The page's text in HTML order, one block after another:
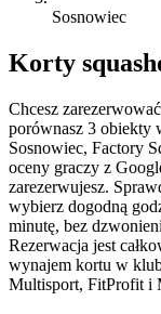
Sosnowiec
Korty
Chcesz
porównasz 3 obiekty
Sosnowiec, Factory
oceny graczy z
zarezerwujesz.
wybierz dogodną
minutę, bez
Rezerwacja jest
wynajem kortu w
Multisport, FitProfit i